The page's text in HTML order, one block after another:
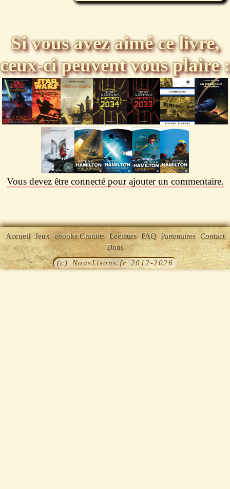
Si vous avez aimé ce livre,
ceux-ci peuvent vous plaire :
Vous devez être connecté pour ajouter un commentaire.
Accueil Jeux ebooks Gratuits Lecteurs FAQ Partenaires Contact
Dons
(c) NousLisons.fr 2012-2026